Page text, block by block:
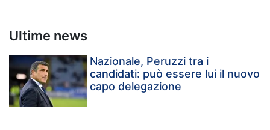
Ultime news
Nazionale, Peruzzi tra i
candidati: può essere lui il nuovo
capo delegazione